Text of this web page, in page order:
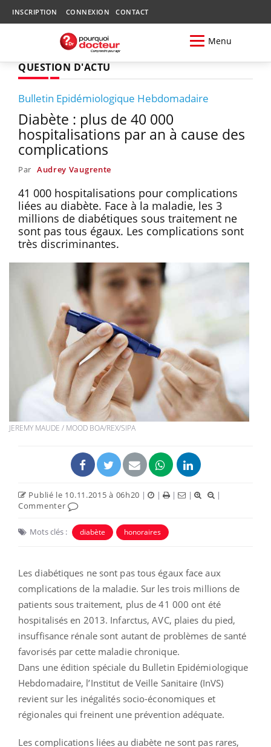
INSCRIPTION CONNEXION CONTACT
Menu
QUESTION D'ACTU
Bulletin Epidémiologique Hebdomadaire
Diabète : plus de 40 000
hospitalisations par an à cause des
complications
Par Audrey Vaugrente
41 000 hospitalisations pour complications
liées au diabète. Face à la maladie, les 3
millions de diabétiques sous traitement ne
sont pas tous égaux. Les complications sont
très discriminantes.
JEREMY MAUDE / MOOD BOA/REX/SIPA
Publié le 10.11.2015 à 06h20 | | | |
|
Commenter
Mots clés : diabète honoraires
Les diabétiques ne sont pas tous égaux face aux
complications de la maladie. Sur les trois millions de
patients sous traitement, plus de 41 000 ont été
hospitalisés en 2013. Infarctus, AVC, plaies du pied,
insuffisance rénale sont autant de problèmes de santé
favorisés par cette maladie chronique.
Dans une édition spéciale du Bulletin Epidémiologique
Hebdomadaire, l’Institut de Veille Sanitaire (InVS)
revient sur les inégalités socio-économiques et
régionales qui freinent une prévention adéquate.
Les complications liées au diabète ne sont pas rares,